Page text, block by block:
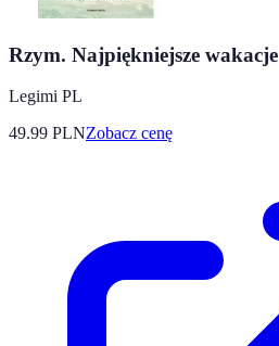
Rzym. Najpiękniejsze wakacje
Legimi PL
49.99 PLNZobacz cenę